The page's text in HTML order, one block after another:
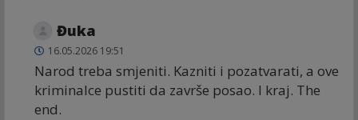
Đuka
16.05.2026 19:51
Narod treba smjeniti. Kazniti i pozatvarati, a ove
kriminalce pustiti da završe posao. I kraj. The
end.